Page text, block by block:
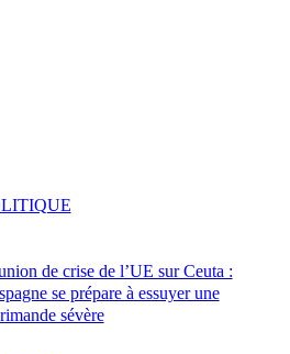
de crise de l’UE sur Ceuta :
se prépare à essuyer une
sévère